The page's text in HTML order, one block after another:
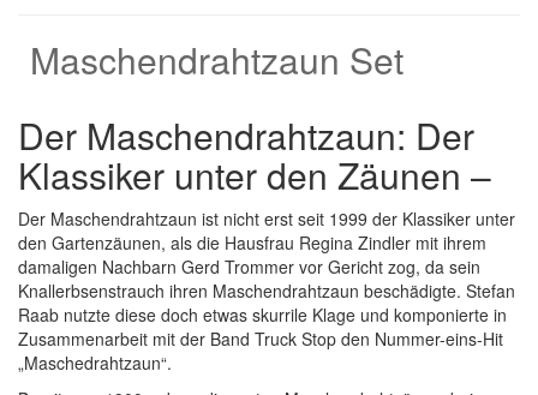
Maschendrahtzaun Set
Der Maschendrahtzaun: Der
Klassiker unter den Zäunen –
Der Maschendrahtzaun ist nicht erst seit 1999 der Klassiker unter
den Gartenzäunen, als die Hausfrau Regina Zindler mit ihrem
damaligen Nachbarn Gerd Trommer vor Gericht zog, da sein
Knallerbsenstrauch ihren Maschendrahtzaun beschädigte. Stefan
Raab nutzte diese doch etwas skurrile Klage und komponierte in
Zusammenarbeit mit der Band Truck Stop den Nummer-eins-Hit
„Maschedrahtzaun“.